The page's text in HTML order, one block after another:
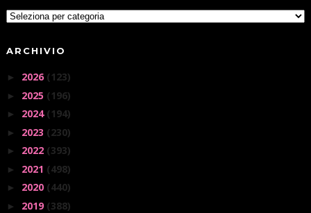
ARCHIVIO
► 2026 (123)
► 2025 (196)
► 2024 (194)
► 2023 (230)
► 2022 (393)
► 2021 (498)
► 2020 (440)
► 2019 (388)